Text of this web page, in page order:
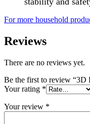
For more household
Reviews
There are no reviews yet.
Be the first to review
Your rating *
Your review *